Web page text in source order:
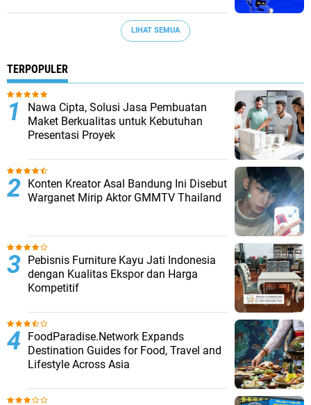
LIHAT SEMUA
TERPOPULER
Nawa Cipta, Solusi Jasa Pembuatan
Maket Berkualitas untuk Kebutuhan
Presentasi Proyek
Konten Kreator Asal Bandung Ini Disebut
Warganet Mirip Aktor GMMTV Thailand
Pebisnis Furniture Kayu Jati Indonesia
dengan Kualitas Ekspor dan Harga
Kompetitif
FoodParadise.Network Expands
Destination Guides for Food, Travel and
Lifestyle Across Asia